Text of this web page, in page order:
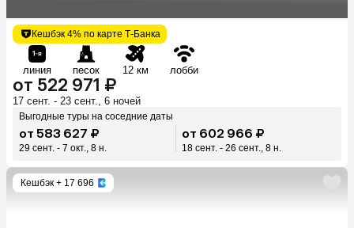
Кешбэк 4% по карте Т-Банка
линия песок 12 км лобби
от 522 971 ₽
17 сент. - 23 сент., 6 ночей
Выгодные туры на соседние даты
от 583 627 ₽
29 сент. - 7 окт., 8 н.
от 602 966 ₽
18 сент. - 26 сент., 8 н.
Кешбэк + 17 696